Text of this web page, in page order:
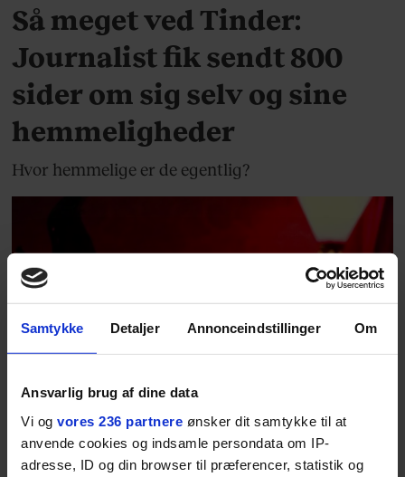
Samtykke Detaljer Annonceindstillinger Om
Ansvarlig brug af dine data
Vi og vores 236 partnere ønsker dit samtykke til at
anvende cookies og indsamle persondata om IP-
adresse, ID og din browser til præferencer, statistik og
Så meget ved Tinder:
Journalist fik sendt 800
sider om sig selv og sine
hemmeligheder
Hvor hemmelige er de egentlig?
LIVSSTIL
Sådan føles det at dyrke
sex på webcam, mens